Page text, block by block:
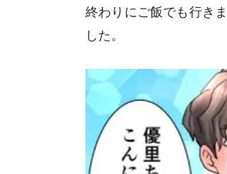
終わりにご飯でも行き
した。